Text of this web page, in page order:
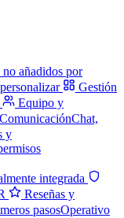
añadidos por
Gestión
Equipo y
ComunicaciónChat,
y
integrada
Reseñas y
pasosOperativo